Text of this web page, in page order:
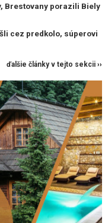
Brestovany porazili Biely
cez predkolo, súperovi
ďalšie články v tejto sekcii ››